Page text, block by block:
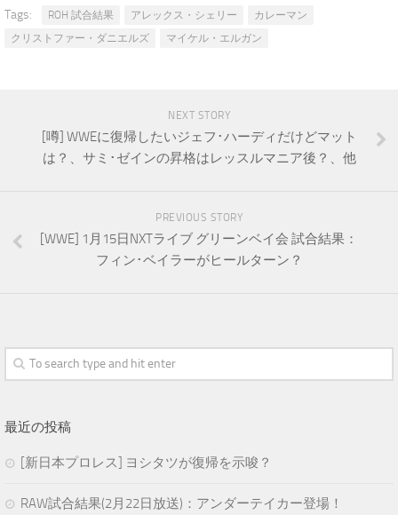
Tags: ROH 試合結果 アレックス・シェリー
カレーマン
クリストファー・ダニエルズ
マイケル・エルガン
NEXT STORY
[噂] WWEに復帰したいジェフ･ハーディだけどマット
は？、サミ･ゼインの昇格はレッスルマニア後？、他
PREVIOUS STORY
[WWE] 1月15日NXTライブ グリーンベイ会 試合結果：
フィン･ベイラーがヒールターン？
最近の投稿
[新日本プロレス] ヨシタツが復帰を示唆？
RAW試合結果(2月22日放送)：アンダーテイカー登場！